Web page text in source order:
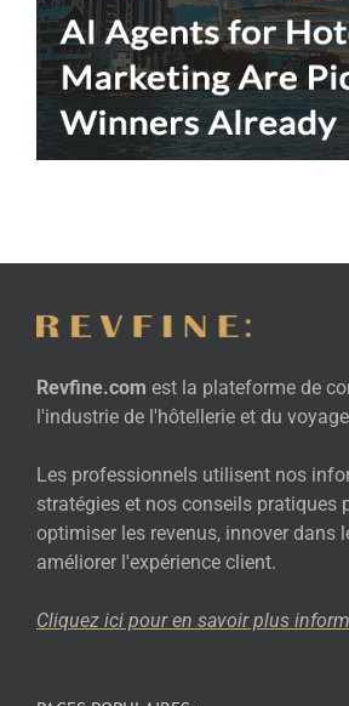
Revfine.com est la plateforme de
l'industrie de l'hôtellerie et du
Les professionnels utilisent nos
stratégies et nos conseils pratiques
optimiser les revenus, innover dans
améliorer l'expérience client.
Cliquez ici pour en savoir plus